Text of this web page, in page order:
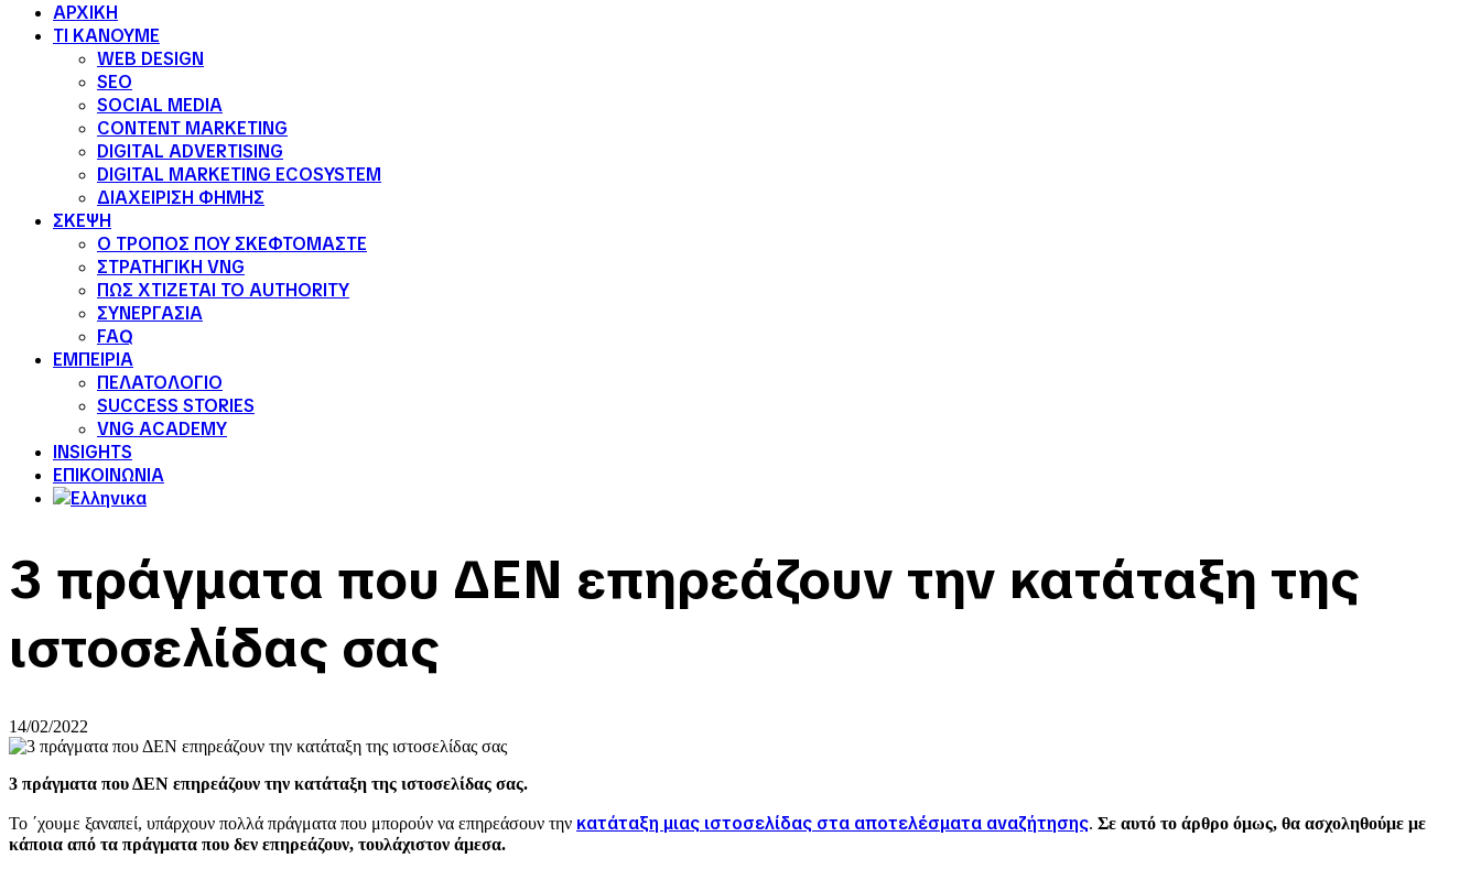
ΑΡΧΙΚΗ
ΤΙ ΚΑΝΟΥΜΕ
WEB DESIGN
SEO
SOCIAL MEDIA
CONTENT MARKETING
DIGITAL ADVERTISING
DIGITAL MARKETING ECOSYSTEM
ΔΙΑΧΕΙΡΙΣΗ ΦΗΜΗΣ
ΣΚΕΨΗ
Ο ΤΡΟΠΟΣ ΠΟΥ ΣΚΕΦΤΟΜΑΣΤΕ
ΣΤΡΑΤΗΓΙΚΗ VNG
ΠΩΣ ΧΤΙΖΕΤΑΙ ΤΟ AUTHORITY
ΣΥΝΕΡΓΑΣΙΑ
FAQ
ΕΜΠΕΙΡΙΑ
ΠΕΛΑΤΟΛΟΓΙΟ
SUCCESS STORIES
VNG ACADEMY
INSIGHTS
ΕΠΙΚΟΙΝΩΝΙΑ
3 πράγματα που ΔΕΝ επηρεάζουν την κατάταξη της
ιστοσελίδας σας
14/02/2022
3 πράγματα που ΔΕΝ επηρεάζουν την κατάταξη της ιστοσελίδας σας.
Το ΄χουμε ξαναπεί, υπάρχουν πολλά πράγματα που μπορούν να επηρεάσουν την κατάταξη μιας ιστοσελίδας στα αποτελέσματα αναζήτησης. Σε αυτό το άρθρο όμως, θα ασχοληθούμε με
κάποια από τα πράγματα που δεν επηρεάζουν, τουλάχιστον άμεσα.